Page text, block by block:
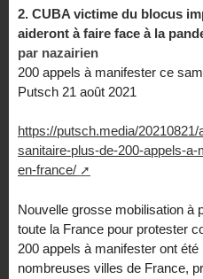
2. CUBA victime du blocus
aideront à faire face à la
par nazairien
200 appels à manifester ce
Putsch 21 août 2021
https://putsch.media/
sanitaire-plus-de-200-appels-
en-france/
Nouvelle grosse mobilisation à
toute la France pour protester
200 appels à manifester ont
nombreuses villes de France,